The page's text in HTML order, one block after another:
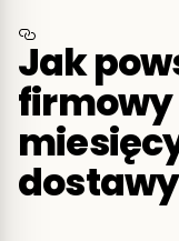
Jak
firmowy
dostawy